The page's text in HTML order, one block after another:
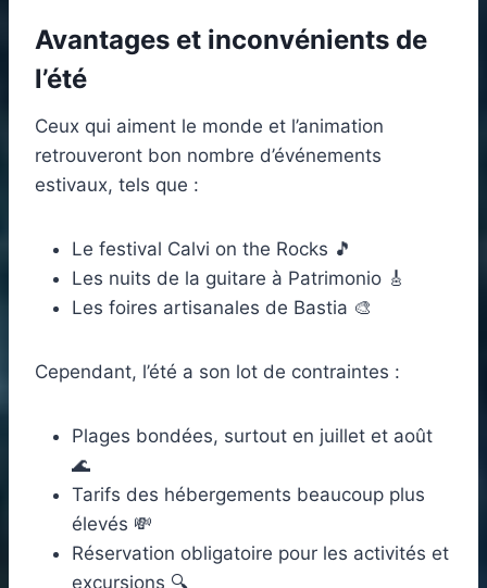
Avantages et inconvénients de
l’été
Ceux qui aiment le monde et l’animation
retrouveront bon nombre d’événements
estivaux, tels que :
Le festival Calvi on the Rocks 🎵
Les nuits de la guitare à Patrimonio 🎸
Les foires artisanales de Bastia 🎨
Cependant, l’été a son lot de contraintes :
Plages bondées, surtout en juillet et août
🌊
Tarifs des hébergements beaucoup plus
élevés 💸
Réservation obligatoire pour les activités et
excursions 🔍